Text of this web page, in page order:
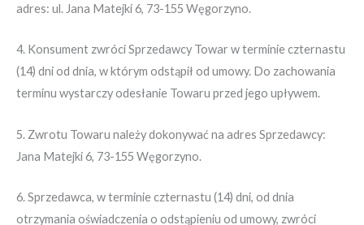
adres: ul. Jana Matejki 6, 73-155 Węgorzyno.
4. Konsument zwróci Sprzedawcy Towar w terminie czternastu
(14) dni od dnia, w którym odstąpił od umowy. Do zachowania
terminu wystarczy odesłanie Towaru przed jego upływem.
5. Zwrotu Towaru należy dokonywać na adres Sprzedawcy:
Jana Matejki 6, 73-155 Węgorzyno.
6. Sprzedawca, w terminie czternastu (14) dni, od dnia
otrzymania oświadczenia o odstąpieniu od umowy, zwróci